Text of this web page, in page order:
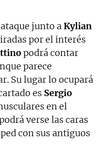
junto aKylian
por el interés
podrá contar
parece
Su lugar lo ocupará
es Sergio
en el
verse las caras
con sus antiguos